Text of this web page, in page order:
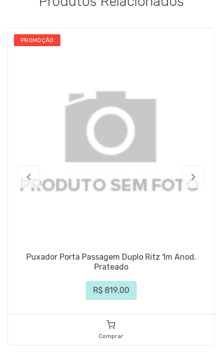
PROMOÇÃO
Puxador Porta Passagem Duplo Ritz 1m Anod.
Prateado
R$ 819,00
Comprar